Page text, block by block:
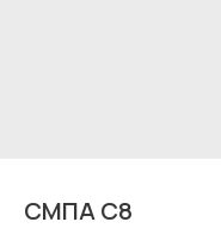
СМПА С8